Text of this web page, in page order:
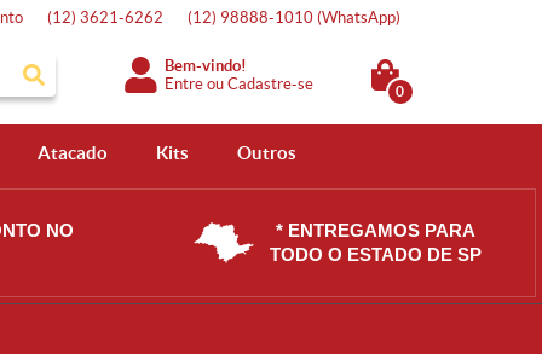
(12) 3621-6262 (12) 98888-1010 (WhatsApp)
Bem-vindo!
Entre ouCadastre-se 0
Atacado Kits Outros
NO
* ENTREGAMOS PARA
TODO O ESTADO DE SP